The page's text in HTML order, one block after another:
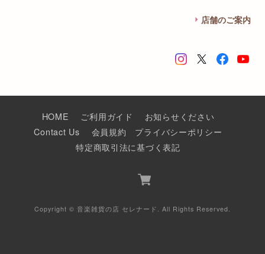
店舗のご案内
HOME ご利用ガイド
お知らせください
Contact Us
会員規約
プライバシーポリシー
特定商取引法に基づく表記
Copyright © 音楽雑貨の店 セレナード. All Rights Reserved.